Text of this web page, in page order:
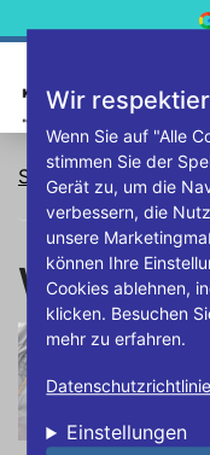
Wir
Wenn Sie auf "Alle
stimmen Sie der
Gerät zu, um die
verbessern, die
unsere
können Ihre
Cookies ablehnen,
klicken. Besuchen
mehr zu erfahren.
Datenschutzrichtlinie
Einstellungen
Startseite Wuchten